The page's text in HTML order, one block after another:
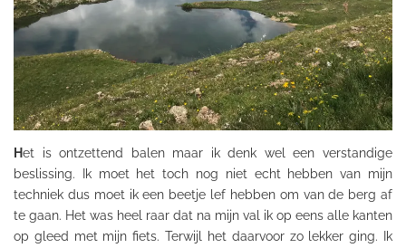
Het is ontzettend balen maar ik denk wel een verstandige
beslissing. Ik moet het toch nog niet echt hebben van mijn
techniek dus moet ik een beetje lef hebben om van de berg af
te gaan. Het was heel raar dat na mijn val ik op eens alle kanten
op gleed met mijn fiets. Terwijl het daarvoor zo lekker ging. Ik